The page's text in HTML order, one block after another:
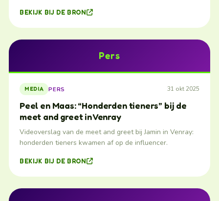
BEKIJK BIJ DE BRON
Pers
MEDIA PERS 31 okt 2025
Peel en Maas: “Honderden tieners” bij de
meet and greet in Venray
Videoverslag van de meet and greet bij Jamin in Venray:
honderden tieners kwamen af op de influencer.
BEKIJK BIJ DE BRON